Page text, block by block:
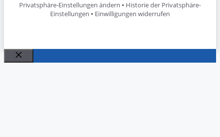
Privatsphäre-Einstellungen ändern • Historie der Privatsphäre-
Einstellungen • Einwilligungen widerrufen
Schließen